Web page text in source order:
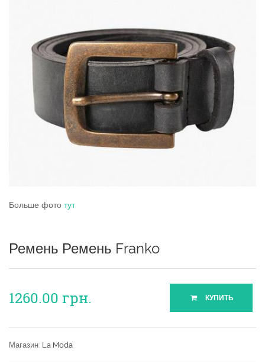
Больше фото тут
Ремень Ремень Franko
1260.00 грн. КУПИТЬ
Магазин: La Moda